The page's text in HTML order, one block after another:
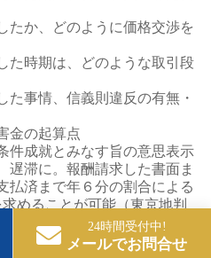
たか、どのように価格交渉を
た時期は、どのような取引段
た事情、信義則違反の有無・
金の起算点
件成就とみなす旨の意思表示
滞に。報酬請求した書面ま
払済まで年６分の割合による
めることが可能（東京地判
東京高判昭和61.12.24判時
判時1552号67頁）。
24時間受付中!
メールでお問合せ